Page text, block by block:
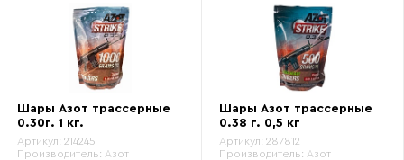
Шары Азот трассерные
0.30г. 1 кг.
Артикул: 214245
Производитель: Азот
Шары Азот трассерные
0.38 г. 0,5 кг
Артикул: 287812
Производитель: Азот